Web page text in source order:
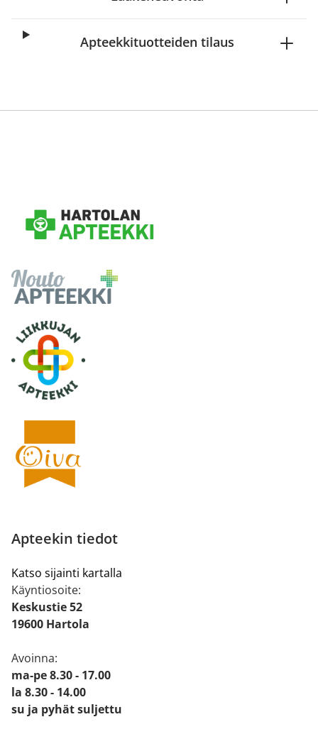
Apteekkituotteiden tilaus
Apteekin tiedot
Katso sijainti kartalla
Käyntiosoite:
Keskustie 52
19600 Hartola
Avoinna:
ma-pe 8.30 - 17.00
la 8.30 - 14.00
su ja pyhät suljettu